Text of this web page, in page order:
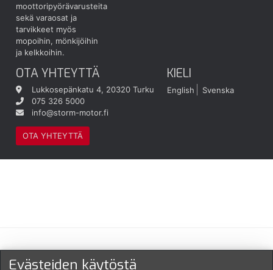
moottoripyörävarusteita
sekä varaosat ja
tarvikkeet myös
mopoihin, mönkijöihin
ja kelkkoihin.
OTA YHTEYTTÄ
Lukkosepänkatu 4, 20320 Turku
075 326 5000
info@storm-motor.fi
OTA YHTEYTTÄ
KIELI
English Svenska
Maksu- ja toimitustavat
Evästeiden käytöstä